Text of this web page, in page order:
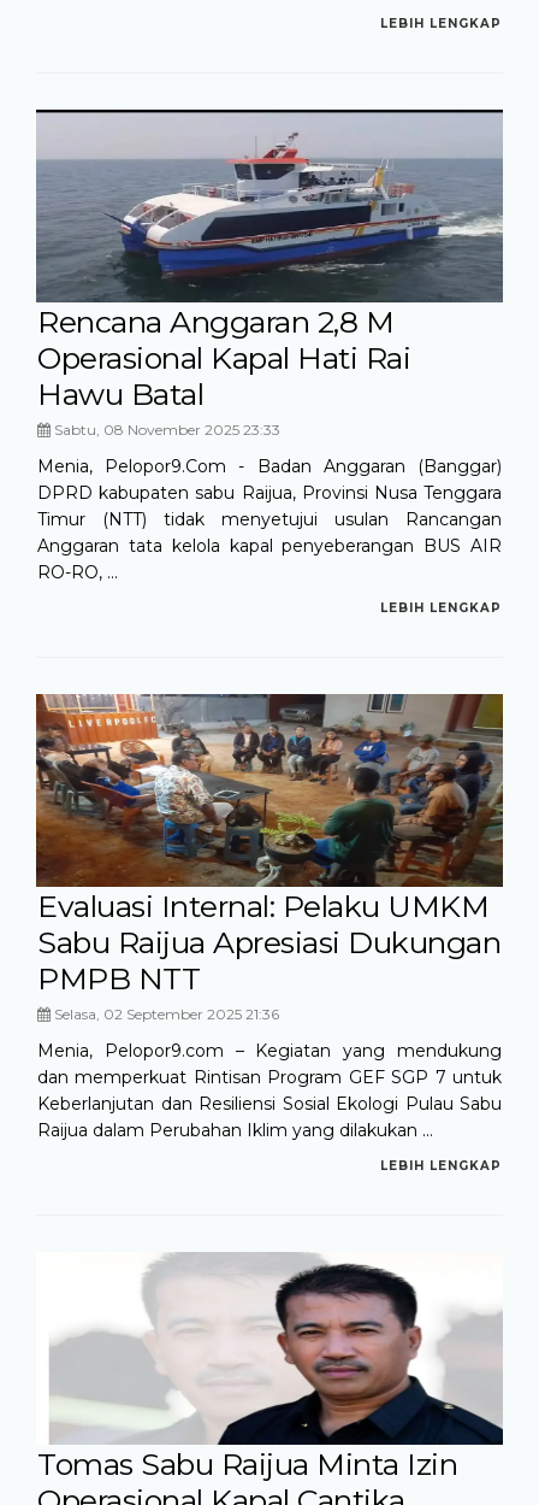
LEBIH LENGKAP
Rencana Anggaran 2,8 M
Operasional Kapal Hati Rai
Hawu Batal
Sabtu, 08 November 2025 23:33
Menia, Pelopor9.Com - Badan Anggaran (Banggar)
DPRD kabupaten sabu Raijua, Provinsi Nusa Tenggara
Timur (NTT) tidak menyetujui usulan Rancangan
Anggaran tata kelola kapal penyeberangan BUS AIR
RO-RO, ...
LEBIH LENGKAP
Evaluasi Internal: Pelaku UMKM
Sabu Raijua Apresiasi Dukungan
PMPB NTT
Selasa, 02 September 2025 21:36
Menia, Pelopor9.com – Kegiatan yang mendukung
dan memperkuat Rintisan Program GEF SGP 7 untuk
Keberlanjutan dan Resiliensi Sosial Ekologi Pulau Sabu
Raijua dalam Perubahan Iklim yang dilakukan ...
LEBIH LENGKAP
Tomas Sabu Raijua Minta Izin